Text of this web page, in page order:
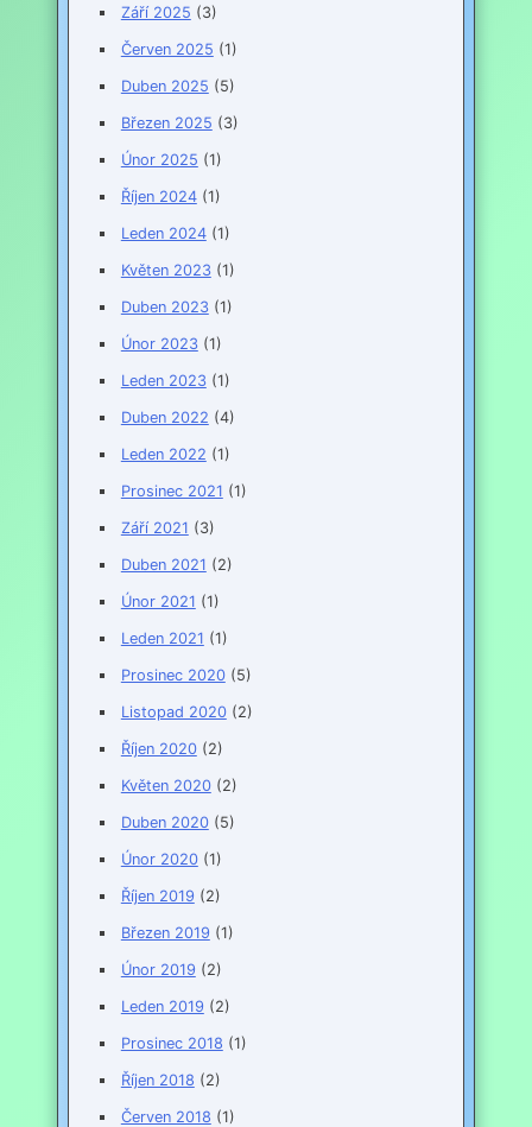
Září 2025 (3)
Červen 2025 (1)
Duben 2025 (5)
Březen 2025 (3)
Únor 2025 (1)
Říjen 2024(1)
Leden 2024(1)
Květen 2023(1)
Duben 2023(1)
Únor 2023(1)
Leden 2023(1)
Duben 2022 (4)
Leden 2022 (1)
Prosinec 2021 (1)
Září 2021 (3)
Duben 2021 (2)
Únor 2021 (1)
Leden 2021 (1)
Prosinec 2020(5)
Listopad 2020(2)
Říjen 2020(2)
Květen 2020(2)
Duben 2020(5)
Únor 2020(1)
Říjen 2019 (2)
Březen 2019 (1)
Únor 2019 (2)
Leden 2019 (2)
Prosinec 2018 (1)
Říjen 2018 (2)
Červen 2018 (1)